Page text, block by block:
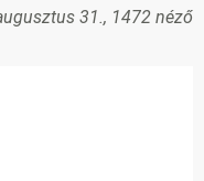
31., 1472 néző